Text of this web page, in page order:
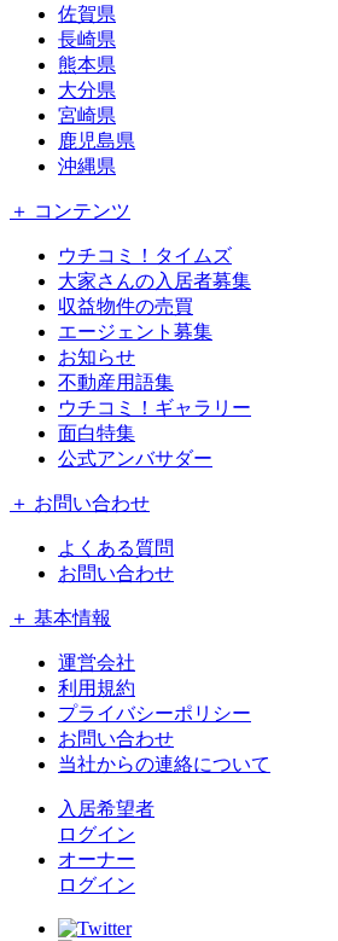
佐賀県
長崎県
熊本県
大分県
宮崎県
鹿児島県
沖縄県
＋ コンテンツ
ウチコミ！タイムズ
大家さんの入居者募集
収益物件の売買
エージェント募集
お知らせ
不動産用語集
ウチコミ！ギャラリー
面白特集
公式アンバサダー
＋ お問い合わせ
よくある質問
お問い合わせ
＋ 基本情報
運営会社
利用規約
プライバシーポリシー
お問い合わせ
当社からの連絡について
入居希望者
ログイン
オーナー
ログイン